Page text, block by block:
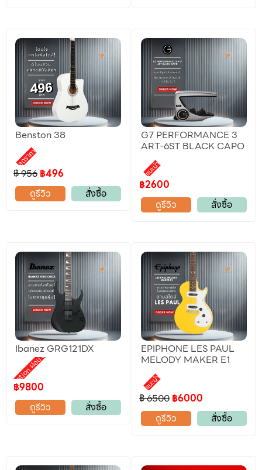
Benston 38
ลดราคา
฿ 956 ฿496
ดูรีวิว
สั่งซื้อ
G7 PERFORMANCE 3
ART-6ST BLACK CAPO
แนะนำ
฿2600
ดูรีวิว
สั่งซื้อ
Ibanez GRG121DX
Promotion ผ่อน 0%
฿9800
ดูรีวิว
สั่งซื้อ
EPIPHONE LES PAUL
MELODY MAKER E1
แนะนำ
฿ 6500 ฿6000
ดูรีวิว
สั่งซื้อ